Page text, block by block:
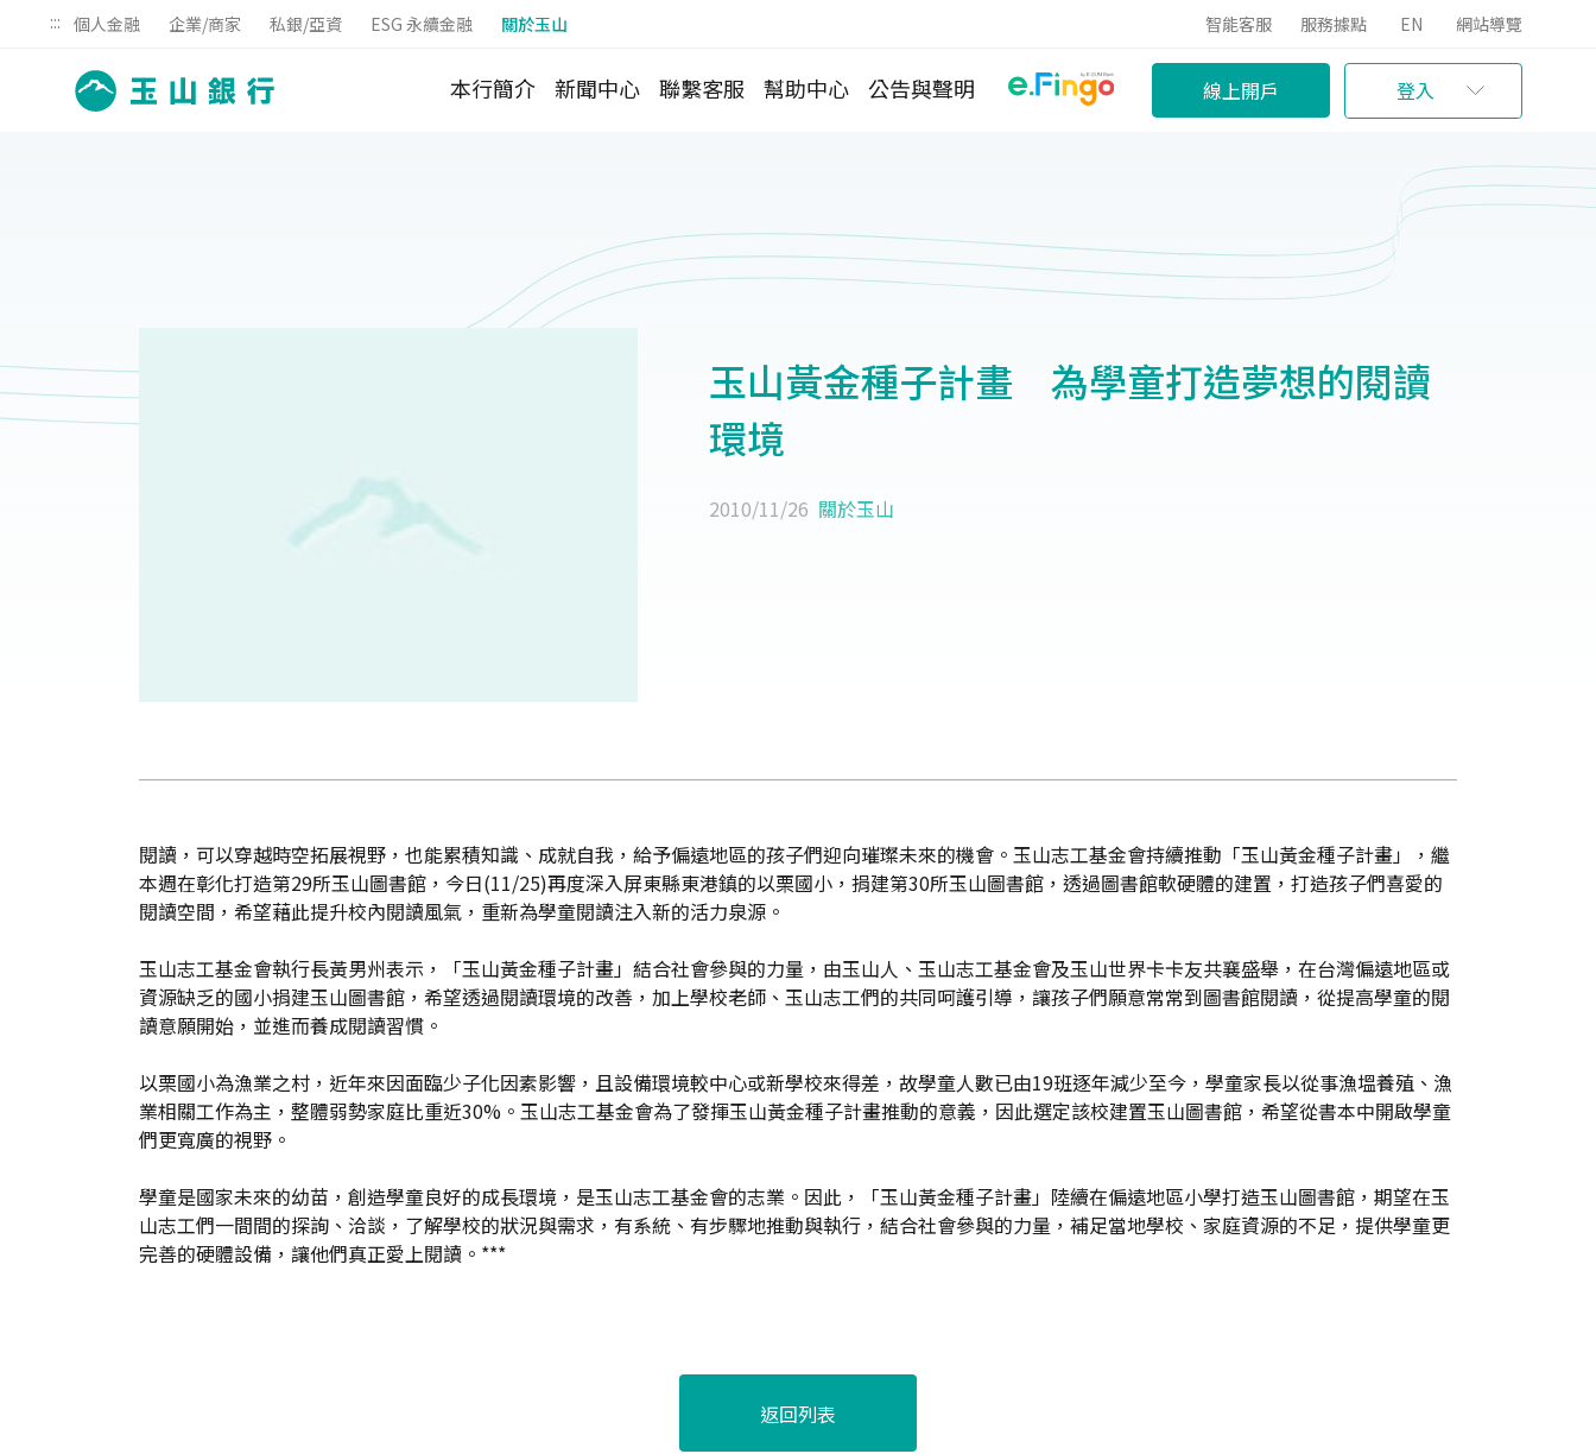
::: 個人金融 企業/商家 私銀/亞資 ESG 永續金融 關於玉山 智能客服 服務據點 EN 網站導覽
本行簡介 新聞中心 聯繫客服 幫助中心 公告與聲明 線上開戶 登入
玉山黃金種子計畫 為學童打造夢想的閱讀
環境
2010/11/26 關於玉山
閱讀，可以穿越時空拓展視野，也能累積知識、成就自我，給予偏遠地區的孩子們迎向璀璨未來的機會。玉山志工基金會持續推動「玉山黃金種子計畫」，繼
本週在彰化打造第29所玉山圖書館，今日(11/25)再度深入屏東縣東港鎮的以栗國小，捐建第30所玉山圖書館，透過圖書館軟硬體的建置，打造孩子們喜愛的
閱讀空間，希望藉此提升校內閱讀風氣，重新為學童閱讀注入新的活力泉源。
玉山志工基金會執行長黃男州表示，「玉山黃金種子計畫」結合社會參與的力量，由玉山人、玉山志工基金會及玉山世界卡卡友共襄盛舉，在台灣偏遠地區或
資源缺乏的國小捐建玉山圖書館，希望透過閱讀環境的改善，加上學校老師、玉山志工們的共同呵護引導，讓孩子們願意常常到圖書館閱讀，從提高學童的閱
讀意願開始，並進而養成閱讀習慣。
以栗國小為漁業之村，近年來因面臨少子化因素影響，且設備環境較中心或新學校來得差，故學童人數已由19班逐年減少至今，學童家長以從事漁塭養殖、漁
業相關工作為主，整體弱勢家庭比重近30%。玉山志工基金會為了發揮玉山黃金種子計畫推動的意義，因此選定該校建置玉山圖書館，希望從書本中開啟學童
們更寬廣的視野。
學童是國家未來的幼苗，創造學童良好的成長環境，是玉山志工基金會的志業。因此，「玉山黃金種子計畫」陸續在偏遠地區小學打造玉山圖書館，期望在玉
山志工們一間間的探詢、洽談，了解學校的狀況與需求，有系統、有步驟地推動與執行，結合社會參與的力量，補足當地學校、家庭資源的不足，提供學童更
完善的硬體設備，讓他們真正愛上閱讀。***
返回列表